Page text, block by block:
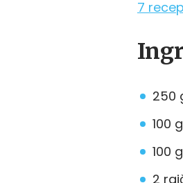
7
250
100
100
2